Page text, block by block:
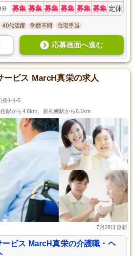
分 募集 募集 募集 募集 募集 募集 定休
40代活躍 学歴不問 住宅手当
応募画面へ進む
ービス MarcH真栄の求人
条1-1-5
駅から4.6km、新札幌駅から6.1km
7月28日更新
ービス MarcH真栄の介護職・ヘ